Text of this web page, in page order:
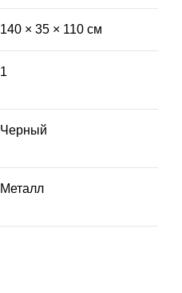
140 × 35 × 110 см
1
Черный
Металл